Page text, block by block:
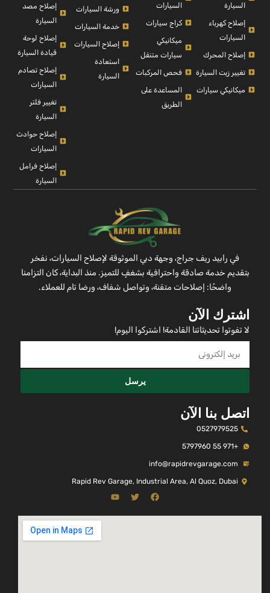
السيارة
إصلاح كهرباء
السيارات
إصلاح المحرك
تغيير زيت السيارة
ميكانيكي سيارات
السيارات
كراج سيارات
ميكانيكي
سيارات متنقل
فحص المركبات
المساعدة على
الطريق
ورشة السيارات
خدمة السيارات
إصلاح السيارات
استعادة
السيارة
إصلاح مصد
السيارة
إصلاح لوحة
قيادة السيارة
إصلاح تصادم
السيارات
تغيير فلتر
السيارة
إصلاح حوادث
السيارات
إصلاح فرامل
السيارة
في رابيد ريف جراج، وجهة دبي الموثوقة لإصلاح السيارات، نفخر
بتقديم خدمة صادقة واحترافية بشغفٍ للتميز. منذ البداية، كان التزامنا
واضحًا: إصلاحات متقنة، وتواصل شفاف، ورضا تام للعملاء.
اشترك الآن
لا تفوتوا تحديثاتنا القادمة! اشتركوا اليوم!
يرسل
اتصل بنا الآن
0527979525
+971 55 5797960
info@rapidrevgarage.com
Rapid Rev Garage, Industrial Area, Al Quoz, Dubai